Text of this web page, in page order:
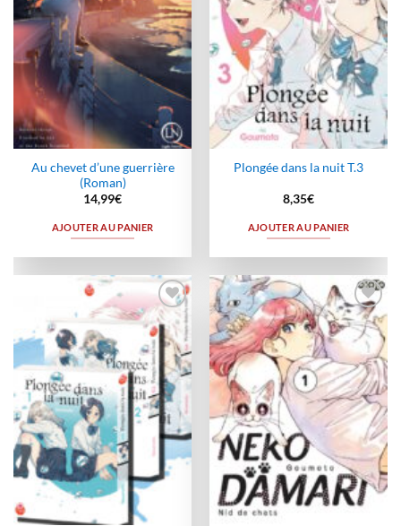
Au chevet d’une guerrière
(Roman)
14,99€
AJOUTER AU PANIER
Plongée dans la nuit T.3
8,35€
AJOUTER AU PANIER
Ajouter
à la
wishlist
Ajouter
à la
wishlist